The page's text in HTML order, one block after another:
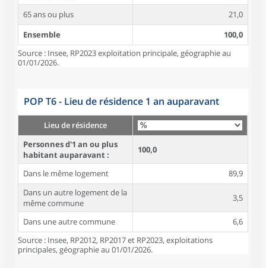
65 ans ou plus
21,0
Ensemble
100,0
Source : Insee, RP2023 exploitation principale, géographie au
01/01/2026.
POP T6 - Lieu de résidence 1 an auparavant
Lieu de résidence
Personnes d'1 an ou plus
habitant auparavant :
100,0
Dans le même logement
89,9
Dans un autre logement de la
même commune
3,5
Dans une autre commune
6,6
Source : Insee, RP2012, RP2017 et RP2023, exploitations
principales, géographie au 01/01/2026.